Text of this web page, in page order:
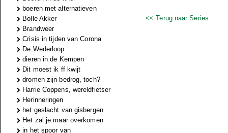
boeren met alternatieven
Bolle Akker
Brandweer
Crisis in tijden van Corona
De Wederloop
dieren in de Kempen
Dit moest ik ff kwijt
dromen zijn bedrog, toch?
Harrie Coppens, wereldfietser
Herinneringen
het geslacht van gisbergen
Het zal je maar overkomen
in het spoor van
<< Terug naar Series